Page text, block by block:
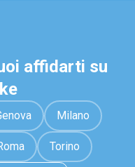
affidarti su
Milano
Torino